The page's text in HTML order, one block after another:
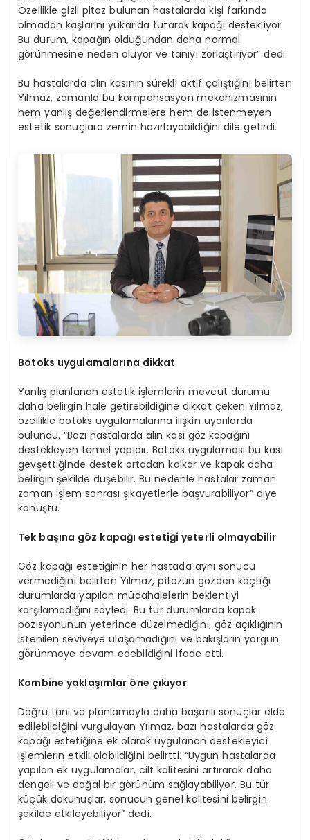
Özellikle gizli pitoz bulunan hastalarda kişi farkında
olmadan kaşlarını yukarıda tutarak kapağı destekliyor.
Bu durum, kapağın olduğundan daha normal
görünmesine neden oluyor ve tanıyı zorlaştırıyor” dedi.
Bu hastalarda alın kasının sürekli aktif çalıştığını belirten
Yılmaz, zamanla bu kompansasyon mekanizmasının
hem yanlış değerlendirmelere hem de istenmeyen
estetik sonuçlara zemin hazırlayabildiğini dile getirdi.
Botoks uygulamalarına dikkat
Yanlış planlanan estetik işlemlerin mevcut durumu
daha belirgin hale getirebildiğine dikkat çeken Yılmaz,
özellikle botoks uygulamalarına ilişkin uyarılarda
bulundu. “Bazı hastalarda alın kası göz kapağını
destekleyen temel yapıdır. Botoks uygulaması bu kası
gevşettiğinde destek ortadan kalkar ve kapak daha
belirgin şekilde düşebilir. Bu nedenle hastalar zaman
zaman işlem sonrası şikayetlerle başvurabiliyor” diye
konuştu.
Tek başına göz kapağı estetiği yeterli olmayabilir
Göz kapağı estetiğinin her hastada aynı sonucu
vermediğini belirten Yılmaz, pitozun gözden kaçtığı
durumlarda yapılan müdahalelerin beklentiyi
karşılamadığını söyledi. Bu tür durumlarda kapak
pozisyonunun yeterince düzelmediğini, göz açıklığının
istenilen seviyeye ulaşamadığını ve bakışların yorgun
görünmeye devam edebildiğini ifade etti.
Kombine yaklaşımlar öne çıkıyor
Doğru tanı ve planlamayla daha başarılı sonuçlar elde
edilebildiğini vurgulayan Yılmaz, bazı hastalarda göz
kapağı estetiğine ek olarak uygulanan destekleyici
işlemlerin etkili olabildiğini belirtti. “Uygun hastalarda
yapılan ek uygulamalar, cilt kalitesini artırarak daha
dengeli ve doğal bir görünüm sağlayabiliyor. Bu tür
küçük dokunuşlar, sonucun genel kalitesini belirgin
şekilde etkileyebiliyor” dedi.